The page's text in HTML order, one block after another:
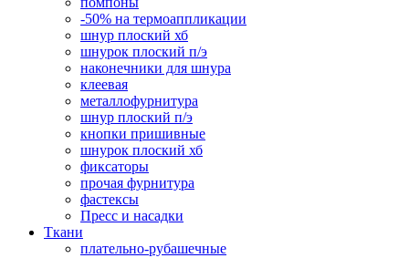
-50% на термоаппликации
шнур плоский хб
шнурок плоский п/э
наконечники для шнура
клеевая
металлофурнитура
шнур плоский п/э
кнопки пришивные
шнурок плоский хб
фиксаторы
прочая фурнитура
фастексы
Пресс и насадки
Ткани
плательно-рубашечные